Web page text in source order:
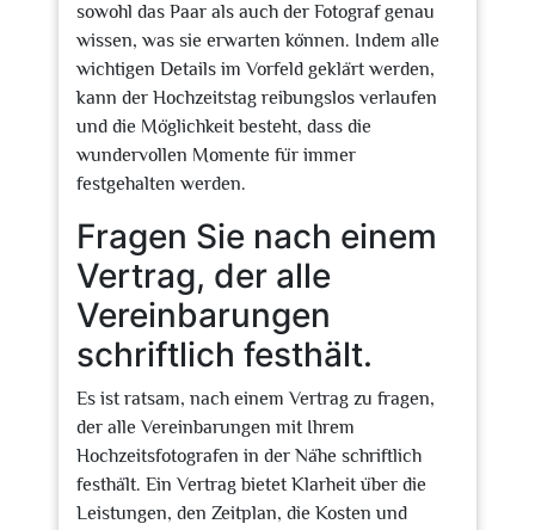
sowohl das Paar als auch der Fotograf genau
wissen, was sie erwarten können. Indem alle
wichtigen Details im Vorfeld geklärt werden,
kann der Hochzeitstag reibungslos verlaufen
und die Möglichkeit besteht, dass die
wundervollen Momente für immer
festgehalten werden.
Fragen Sie nach einem
Vertrag, der alle
Vereinbarungen
schriftlich festhält.
Es ist ratsam, nach einem Vertrag zu fragen,
der alle Vereinbarungen mit Ihrem
Hochzeitsfotografen in der Nähe schriftlich
festhält. Ein Vertrag bietet Klarheit über die
Leistungen, den Zeitplan, die Kosten und